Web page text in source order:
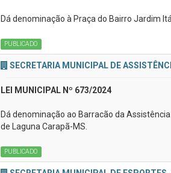
Dá denominação à Praça do Bairro Jardim
PUBLICADO
SECRETARIA MUNICIPAL DE
LEI MUNICIPAL Nº 673/2024
Dá denominação ao Barracão da
de Laguna Carapã-MS.
PUBLICADO